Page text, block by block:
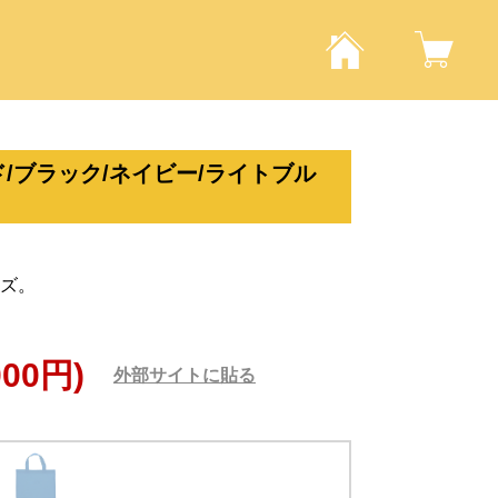
ブラック/ネイビー/ライトブル
。
円) 外部サイトに貼る